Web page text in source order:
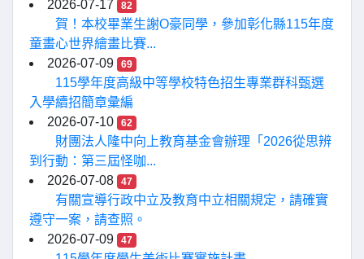
2026-07-17
82
賀！本校畢業生謝O豪同學，參加彰化縣115年度
童畫心世界繪畫比賽...
2026-07-09
69
115學年度高級中等學校特色招生專業群科甄選
入學續招簡章彙編
2026-07-10
62
財團法人隆中向上教育基金會辦理「2026從思辨
到行動：第三屆怪咖...
2026-07-08
47
有關宣導行政中立及教育中立相關規定，請確實
遵守一案，請查照。
2026-07-09
47